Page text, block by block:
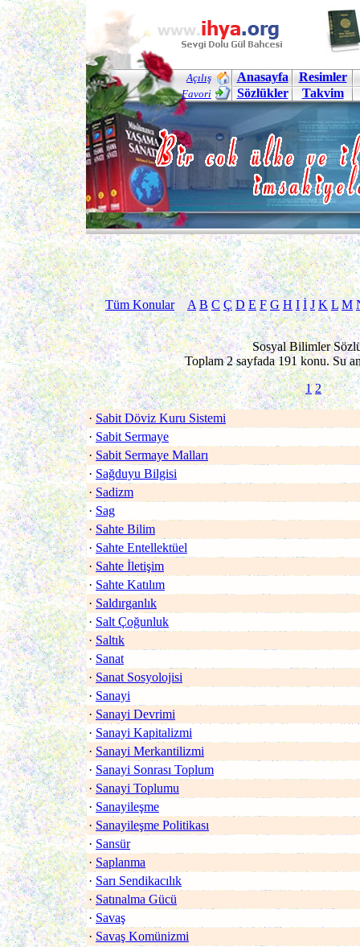
Açılış
Favori
Anasayfa
Resimler
Sözlükler
Takvim
Tüm Konular A B C Ç D E F G H I İ J K L M
Sosyal Bilimler
Toplam 2 sayfada 191 konu. Su
1 2
· Sabit Döviz Kuru Sistemi
· Sabit Sermaye
· Sabit Sermaye Malları
· Sağduyu Bilgisi
· Sadizm
· Sag
· Sahte Bilim
· Sahte Entellektüel
· Sahte İletişim
· Sahte Katılım
· Saldırganlık
· Salt Çoğunluk
· Saltık
· Sanat
· Sanat Sosyolojisi
· Sanayi
· Sanayi Devrimi
· Sanayi Kapitalizmi
· Sanayi Merkantilizmi
· Sanayi Sonrası Toplum
· Sanayi Toplumu
· Sanayileşme
· Sanayileşme Politikası
· Sansür
· Saplanma
· Sarı Sendikacılık
· Satınalma Gücü
· Savaş
· Savaş Komünizmi